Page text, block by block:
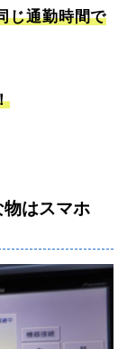
じ通勤時間で
はスマホ